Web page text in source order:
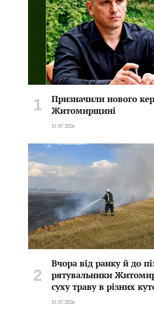
Призначили нового
Житомирщині
31.07.2026
Вчора від ранку й до
рятувальники
суху траву в різних
31.07.2026